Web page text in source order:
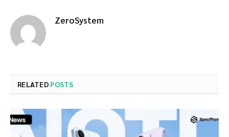
ZeroSystem
RELATED POSTS